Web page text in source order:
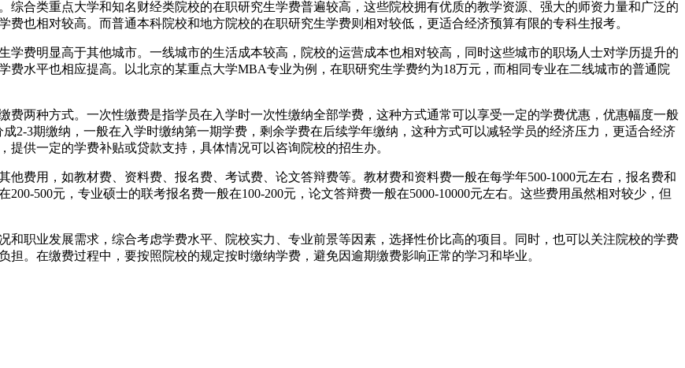
综合类重点大学和知名财经类院校的在职研究生学费普遍较高，这些院校拥有优质的教学资源、强大的师资力量和广泛的
也相对较高。而普通本科院校和地方院校的在职研究生学费则相对较低，更适合经济预算有限的专科生报考。
学费明显高于其他城市。一线城市的生活成本较高，院校的运营成本也相对较高，同时这些城市的职场人士对学历提升的
费水平也相应提高。以北京的某重点大学MBA专业为例，在职研究生学费约为18万元，而相同专业在二线城市的普通院
两种方式。一次性缴费是指学员在入学时一次性缴纳全部学费，这种方式通常可以享受一定的学费优惠，优惠幅度一般
2-3期缴纳，一般在入学时缴纳第一期学费，剩余学费在后续学年缴纳，这种方式可以减轻学员的经济压力，更适合经济
供一定的学费补贴或贷款支持，具体情况可以咨询院校的招生办。
费用，如教材费、资料费、报名费、考试费、论文答辩费等。教材费和资料费一般在每学年500-1000元左右，报名费和
500元，专业硕士的联考报名费一般在100-200元，论文答辩费一般在5000-10000元左右。这些费用虽然相对较少，但
和职业发展需求，综合考虑学费水平、院校实力、专业前景等因素，选择性价比高的项目。同时，也可以关注院校的学费
。在缴费过程中，要按照院校的规定按时缴纳学费，避免因逾期缴费影响正常的学习和毕业。